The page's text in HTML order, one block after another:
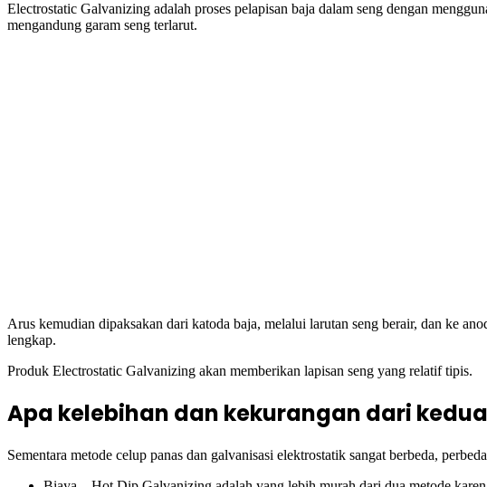
Electrostatic Galvanizing adalah proses pelapisan baja dalam seng dengan
mengandung garam seng terlarut.
Arus kemudian dipaksakan dari katoda baja, melalui larutan seng berair, dan ke
lengkap.
Produk Electrostatic Galvanizing akan memberikan lapisan seng yang relatif tipis.
Apa kelebihan dan kekurangan dari
Sementara metode celup panas dan galvanisasi elektrostatik sangat berbeda,